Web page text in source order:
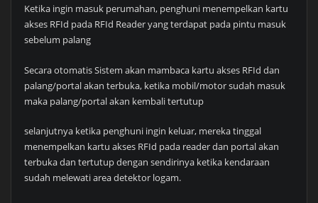
Ketika ingin masuk perumahan, penghuni menempelkan kartu
akses RFId pada RFId Reader yang terdapat pada pintu masuk
sebelum palang
Secara otomatis Sistem akan mambaca kartu akses RFId dan
palang/portal akan terbuka, ketika mobil/motor sudah masuk
maka palang/portal akan kembali tertutup
selanjutnya ketika penghuni ingin keluar, mereka tinggal
menempelkan kartu akses RFId pada reader dan portal akan
terbuka dan tertutup dengan sendirinya ketika kendaraan
sudah melewati area detektor logam.